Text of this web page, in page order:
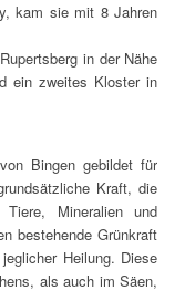
kam sie mit 8 Jahren
in der Nähe
ein zweites Kloster in
Bingen gebildet für
Kraft, die
Mineralien und
bestehende Grünkraft
Heilung. Diese
als auch im Säen,